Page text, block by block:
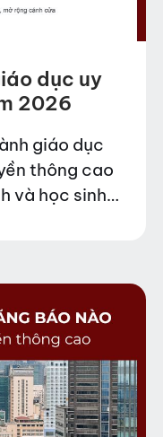
dục uy
2026
giáo dục
thông cao
và học sinh